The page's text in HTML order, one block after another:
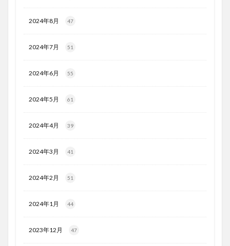
2024年8月 47
2024年7月 51
2024年6月 55
2024年5月 61
2024年4月 39
2024年3月 41
2024年2月 51
2024年1月 44
2023年12月 47